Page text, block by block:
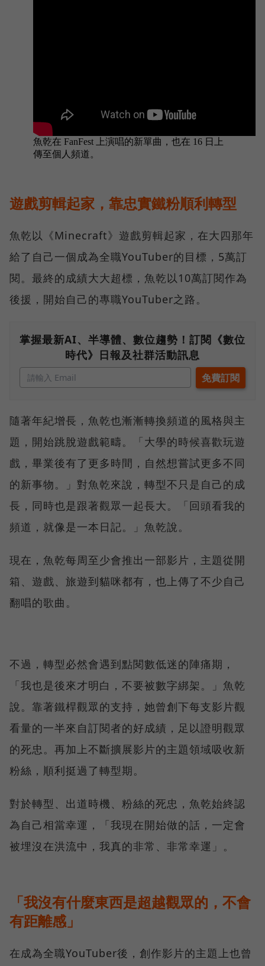
遊戲剪輯起家，靠忠實鐵粉順利轉型
魚乾以《Minecraft》遊戲剪輯起家，在大四那年
給了自己一個成為全職YouTuber的目標，5萬訂
閱。最終的成績大大超標，魚乾以10萬訂閱作為
後援，開始自己的專職YouTuber之路。
掌握最新AI、半導體、數位趨勢！訂閱《數位
時代》日報及社群活動訊息
隨著年紀增長，魚乾也漸漸轉換頻道的風格與主
題，開始跳脫遊戲範疇。「大學的時候喜歡玩遊
戲，畢業後有了更多時間，自然想嘗試更多不同
的新事物。」對魚乾來說，轉型不只是自己的成
長，同時也是跟著觀眾一起長大。「回頭看我的
頻道，就像是一本日記。」魚乾說。
現在，魚乾每周至少會推出一部影片，主題從開
箱、遊戲、旅遊到貓咪都有，也上傳了不少自己
翻唱的歌曲。
不過，轉型必然會遇到點閱數低迷的陣痛期，
「我也是後來才明白，不要被數字綁架。」魚乾
說。靠著鐵桿觀眾的支持，她曾創下每支影片觀
看量的一半來自訂閱者的好成績，足以證明觀眾
的死忠。再加上不斷擴展影片的主題領域吸收新
粉絲，順利挺過了轉型期。
對於轉型、出道時機、粉絲的死忠，魚乾始終認
為自己相當幸運，「我現在開始做的話，一定會
被埋沒在洪流中，我真的非常、非常幸運」。
「我沒有什麼東西是超越觀眾的，不會
有距離感」
在成為全職YouTuber後，創作影片的主題上也曾